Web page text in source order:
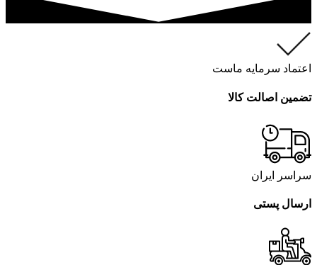
اعتماد سرمایه ماست
تضمین اصالت کالا
سراسر ایران
ارسال پستی